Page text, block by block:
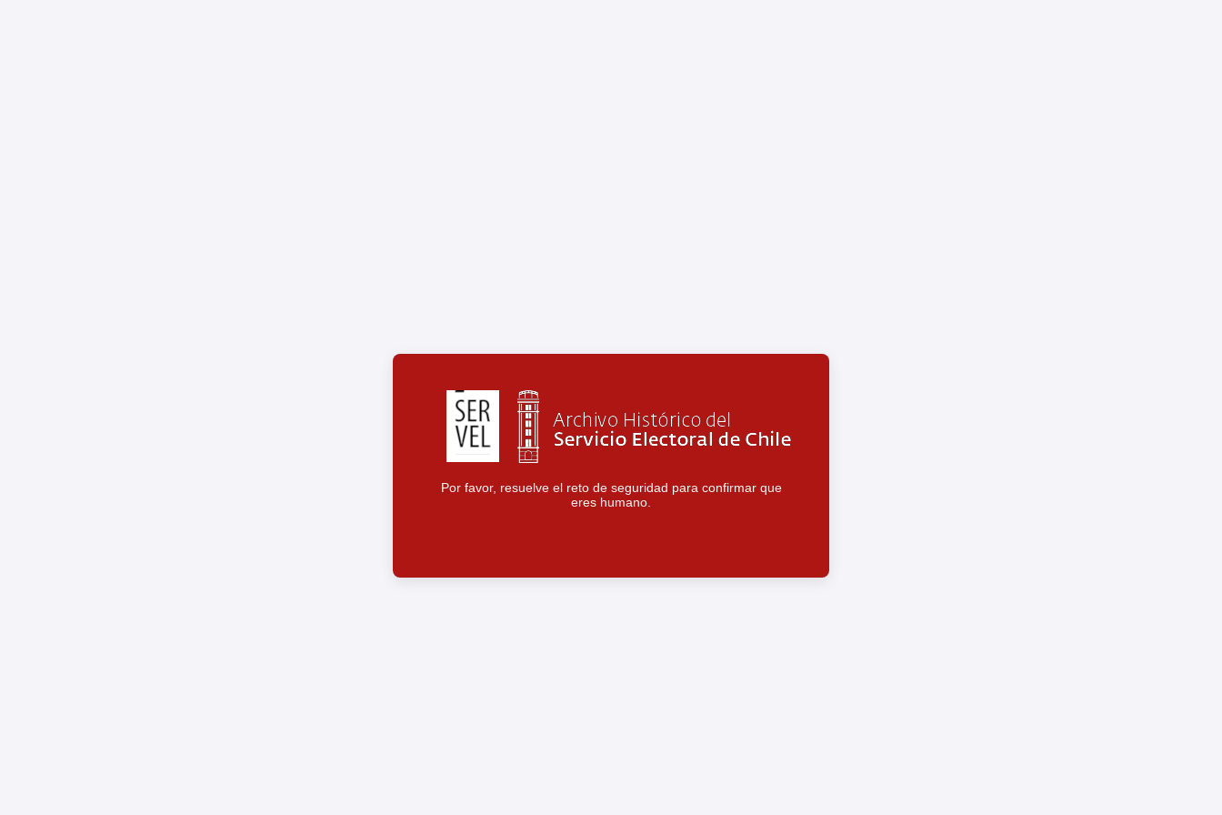
Por favor, resuelve el reto de seguridad para confirmar que
eres humano.